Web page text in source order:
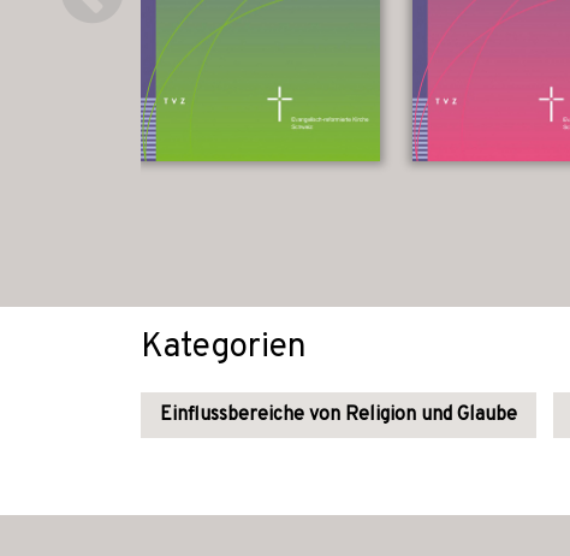
Kategorien
Einflussbereiche von Religion und Glaube